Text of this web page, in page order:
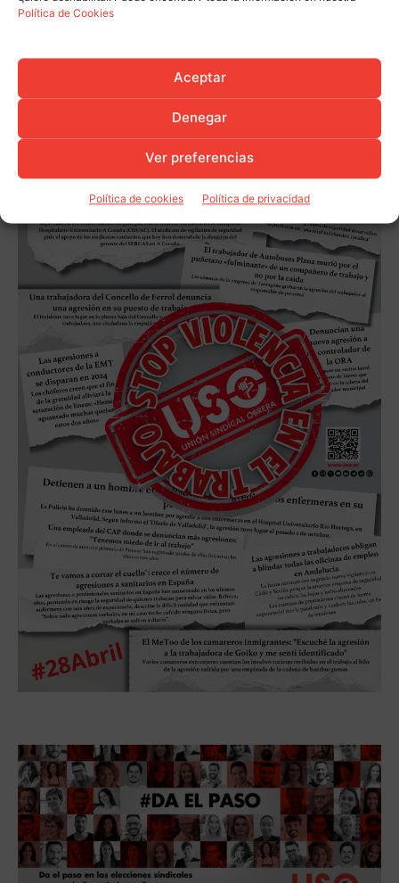
Política de Cookies
Aceptar
Denegar
Ver preferencias
Política de cookies Política de privacidad